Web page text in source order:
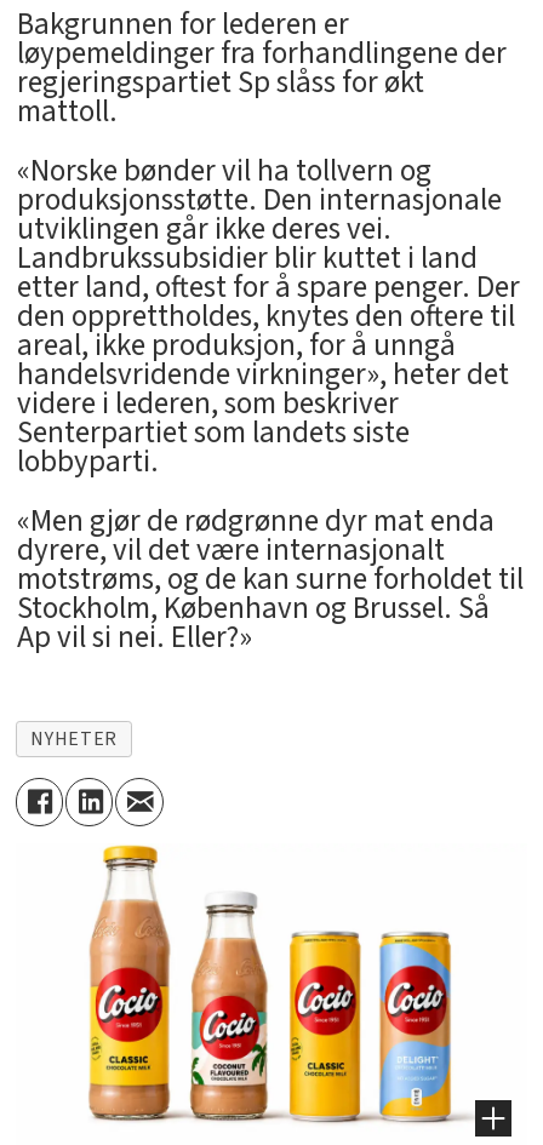
Bakgrunnen for lederen er
løypemeldinger fra forhandlingene der
regjeringspartiet Sp slåss for økt
mattoll.
«Norske bønder vil ha tollvern og
produksjonsstøtte. Den internasjonale
utviklingen går ikke deres vei.
Landbrukssubsidier blir kuttet i land
etter land, oftest for å spare penger. Der
den opprettholdes, knytes den oftere til
areal, ikke produksjon, for å unngå
handelsvridende virkninger», heter det
videre i lederen, som beskriver
Senterpartiet som landets siste
lobbyparti.
«Men gjør de rødgrønne dyr mat enda
dyrere, vil det være internasjonalt
motstrøms, og de kan surne forholdet til
Stockholm, København og Brussel. Så
Ap vil si nei. Eller?»
NYHETER